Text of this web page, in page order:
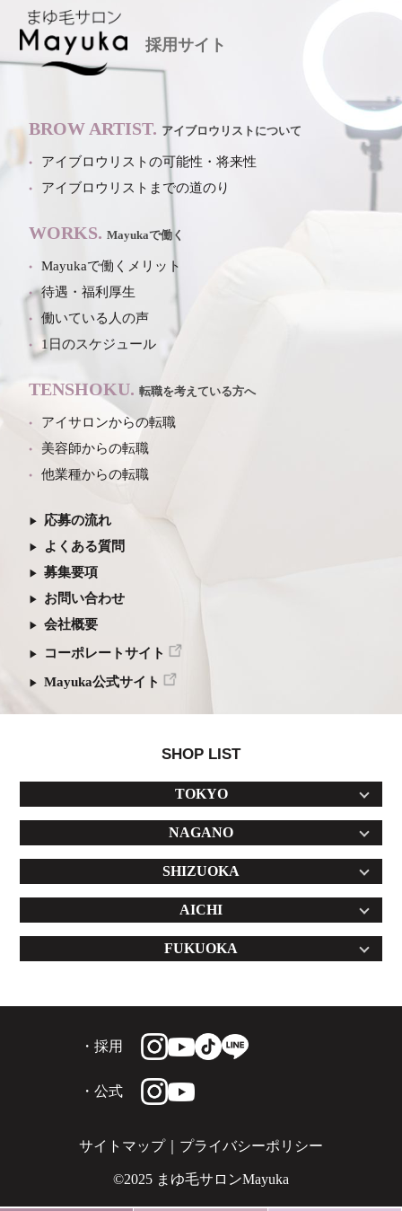
採用サイト
BROW ARTIST. アイブロウリストについて
アイブロウリストの可能性・将来性
アイブロウリストまでの道のり
WORKS. Mayukaで働く
Mayukaで働くメリット
待遇・福利厚生
働いている人の声
1日のスケジュール
TENSHOKU. 転職を考えている方へ
アイサロンからの転職
美容師からの転職
他業種からの転職
応募の流れ
よくある質問
募集要項
お問い合わせ
会社概要
コーポレートサイト
Mayuka公式サイト
SHOP LIST
TOKYO
NAGANO
SHIZUOKA
AICHI
FUKUOKA
・採用
・公式
サイトマップ｜ プライバシーポリシー
©2025 まゆ毛サロンMayuka